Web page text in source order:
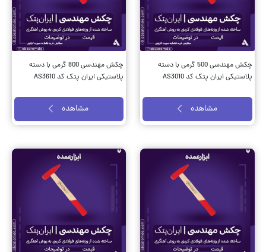
چکش مهندسی 500 گرمی با دسته
پلاستیکی ایران پتک کد AS3010
مشاهده
چکش مهندسی 800 گرمی با دسته
پلاستیکی ایران پتک کد AS3610
مشاهده